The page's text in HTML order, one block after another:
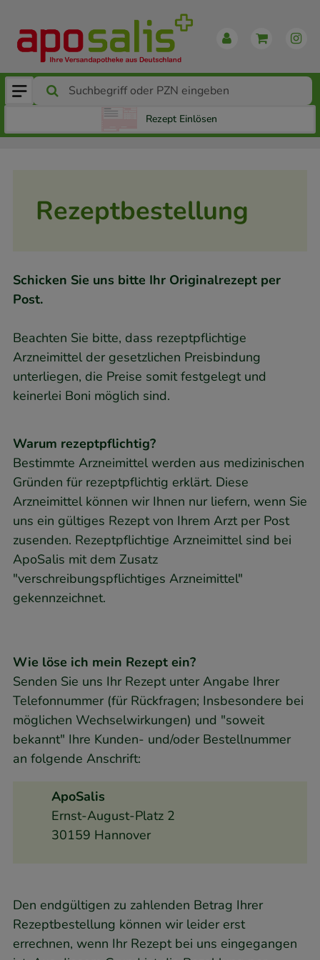
Rezept Einlösen
Rezeptbestellung
Schicken Sie uns bitte Ihr Originalrezept per
Post.
Beachten Sie bitte, dass rezeptpflichtige
Arzneimittel der gesetzlichen Preisbindung
unterliegen, die Preise somit festgelegt und
keinerlei Boni möglich sind.
Warum rezeptpflichtig?
Bestimmte Arzneimittel werden aus medizinischen
Gründen für rezeptpflichtig erklärt. Diese
Arzneimittel können wir Ihnen nur liefern, wenn Sie
uns ein gültiges Rezept von Ihrem Arzt per Post
zusenden. Rezeptpflichtige Arzneimittel sind bei
ApoSalis mit dem Zusatz
"verschreibungspflichtiges Arzneimittel"
gekennzeichnet.
Wie löse ich mein Rezept ein?
Senden Sie uns Ihr Rezept unter Angabe Ihrer
Telefonnummer (für Rückfragen; Insbesondere bei
möglichen Wechselwirkungen) und "soweit
bekannt" Ihre Kunden- und/oder Bestellnummer
an folgende Anschrift:
ApoSalis
Ernst-August-Platz 2
30159 Hannover
Den endgültigen zu zahlenden Betrag Ihrer
Rezeptbestellung können wir leider erst
errechnen, wenn Ihr Rezept bei uns eingegangen